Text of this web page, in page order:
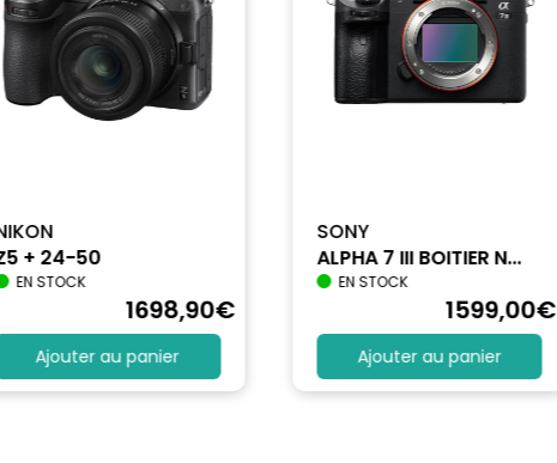
+ 24-50
EN STOCK
1698,90€
Ajouter au panier
SONY
ALPHA 7 III BOITIER N...
EN STOCK
1599,00€
Ajouter au panier